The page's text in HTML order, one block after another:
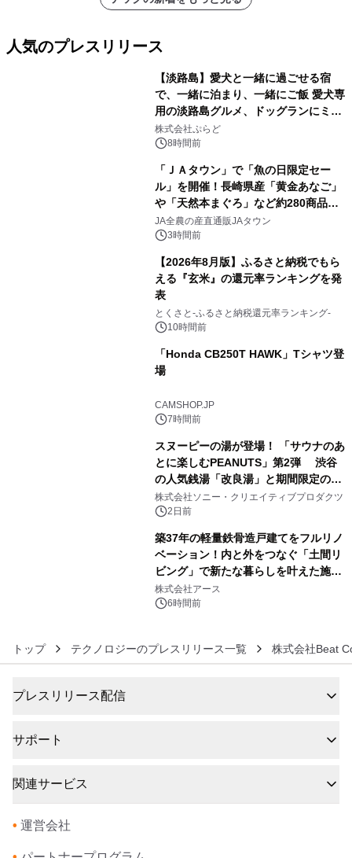
人気のプレスリリース
【淡路島】愛犬と一緒に過ごせる宿
で、一緒に泊まり、一緒にご飯 愛犬専
用の淡路島グルメ、ドッグランにミニ
プール グランピングとトレーラーハウ
スの2施設で
株式会社ぷらど
8時間前
「ＪＡタウン」で「魚の日限定セー
ル」を開催！長崎県産「黄金あなご」
や「天然本まぐろ」など約280商品を
販売！～毎月１０日の定例企画～
JA全農の産直通販JAタウン
3時間前
【2026年8月版】ふるさと納税でもら
える『玄米』の還元率ランキングを発
表
とくさと-ふるさと納税還元率ランキング-
10時間前
「Honda CB250T HAWK」Tシャツ登
場
CAMSHOP.JP
7時間前
スヌーピーの湯が登場！ 「サウナのあ
とに楽しむPEANUTS」第2弾 渋谷
の人気銭湯「改良湯」と期間限定のコ
ラボレーション サウナイキタイコラ
ボグッズも発売決定！
株式会社ソニー・クリエイティブプロダクツ
2日前
築37年の軽量鉄骨造戸建てをフルリノ
ベーション！内と外をつなぐ「土間リ
ビング」で新たな暮らしを叶えた施工
事例を株式会社アースが公開
株式会社アース
6時間前
トップ テクノロジーのプレスリリース一覧 株式会社Beat
プレスリリース配信
サポート
関連サービス
• 運営会社